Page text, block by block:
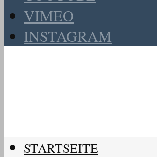
VIMEO
INSTAGRAM
STARTSEITE